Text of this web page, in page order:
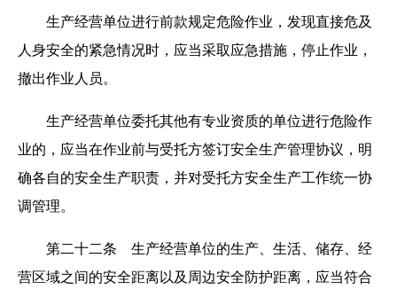
生产经营单位进行前款规定危险作业，发现直接危及
人身安全的紧急情况时，应当采取应急措施，停止作业，
撤出作业人员。
生产经营单位委托其他有专业资质的单位进行危险作
业的，应当在作业前与受托方签订安全生产管理协议，明
确各自的安全生产职责，并对受托方安全生产工作统一协
调管理。
第二十二条 生产经营单位的生产、生活、储存、经
营区域之间的安全距离以及周边安全防护距离，应当符合